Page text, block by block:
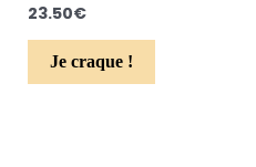
23.50€
Je craque !
produit